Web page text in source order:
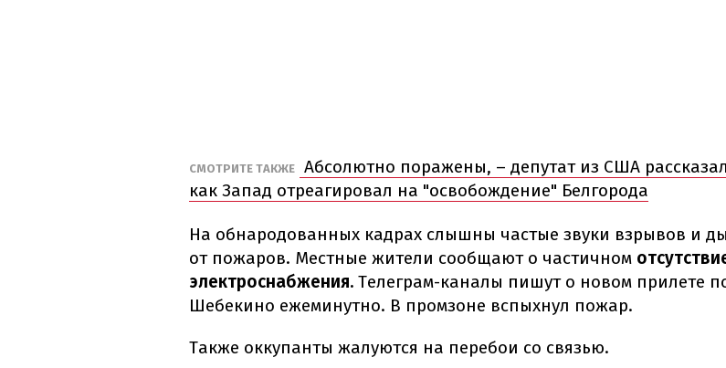
СМОТРИТЕ ТАКЖЕ
Абсолютно поражены, – депутат из США
как Запад отреагировал на "освобождение" Белгорода
На обнародованных кадрах слышны частые звуки взрывов и
от пожаров. Местные жители сообщают о частичном
электроснабжения. Телеграм-каналы пишут о новом прилете
Шебекино ежеминутно. В промзоне вспыхнул пожар.
Также оккупанты жалуются на перебои со связью.